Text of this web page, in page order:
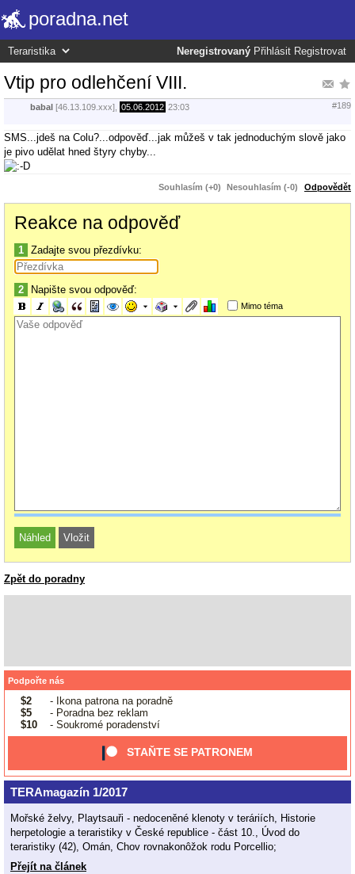
poradna.net
Neregistrovaný Přihlásit Registrovat
Vtip pro odlehčení VIII.
babal [46.13.109.xxx], 05.06.2012 23:03 #189
SMS...jdeš na Colu?...odpověď...jak můžeš v tak jednoduchým slově jako
je pivo udělat hned štyry chyby...
Souhlasím (+0) Nesouhlasím (-0) Odpovědět
Reakce na odpověď
1 Zadajte svou přezdívku:
2 Napište svou odpověď:
Mimo téma
Zpět do poradny
Podpořte nás
$2
- Ikona patrona na poradně
$5
- Poradna bez reklam
$10
- Soukromé poradenství
STAŇTE SE PATRONEM
TERAmagazín 1/2017
Mořské želvy, Playtsauři - nedoceněné klenoty v teráriích, Historie
herpetologie a teraristiky v České republice - část 10., Úvod do
teraristiky (42), Omán, Chov rovnakonôžok rodu Porcellio;
Přejít na článek